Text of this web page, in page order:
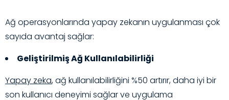
Ağ operasyonlarında yapay zekanın uygulanması çok
sayıda avantaj sağlar:
Geliştirilmiş Ağ Kullanılabilirliği
Yapay zeka, ağ kullanılabilirliğini %50 artırır, daha iyi bir
son kullanıcı deneyimi sağlar ve uygulama